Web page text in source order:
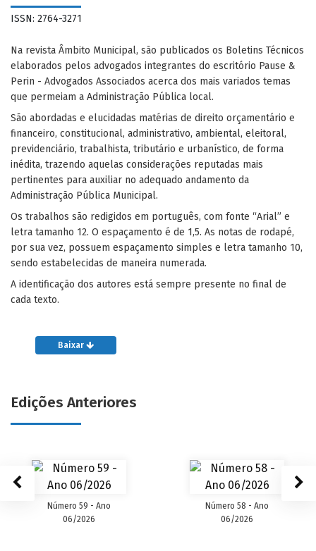
ISSN: 2764-3271
Na revista Âmbito Municipal, são publicados os Boletins Técnicos
elaborados pelos advogados integrantes do escritório Pause &
Perin - Advogados Associados acerca dos mais variados temas
que permeiam a Administração Pública local.
São abordadas e elucidadas matérias de direito orçamentário e
financeiro, constitucional, administrativo, ambiental, eleitoral,
previdenciário, trabalhista, tributário e urbanístico, de forma
inédita, trazendo aquelas considerações reputadas mais
pertinentes para auxiliar no adequado andamento da
Administração Pública Municipal.
Os trabalhos são redigidos em português, com fonte “Arial” e
letra tamanho 12. O espaçamento é de 1,5. As notas de rodapé,
por sua vez, possuem espaçamento simples e letra tamanho 10,
sendo estabelecidas de maneira numerada.
A identificação dos autores está sempre presente no final de
cada texto.
Baixar
Edições Anteriores
Número 59 - Ano
06/2026
Número 58 - Ano
06/2026